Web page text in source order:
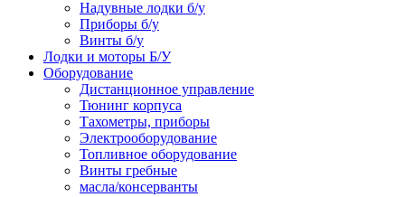
Надувные лодки б/у
Приборы б/у
Винты б/у
Лодки и моторы Б/У
Оборудование
Дистанционное управление
Тюнинг корпуса
Тахометры, приборы
Электрооборудование
Топливное оборудование
Винты гребные
масла/консерванты